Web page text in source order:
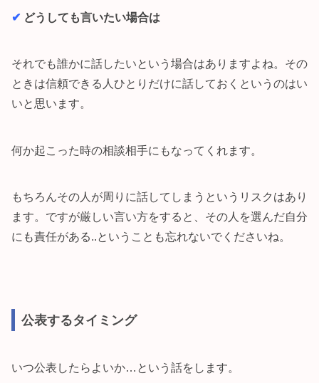
✔︎ どうしても言いたい場合は
それでも誰かに話したいという場合はありますよね。その
ときは信頼できる人ひとりだけに話しておくというのはい
いと思います。
何か起こった時の相談相手にもなってくれます。
もちろんその人が周りに話してしまうというリスクはあり
ます。ですが厳しい言い方をすると、その人を選んだ自分
にも責任がある..ということも忘れないでくださいね。
公表するタイミング
いつ公表したらよいか…という話をします。